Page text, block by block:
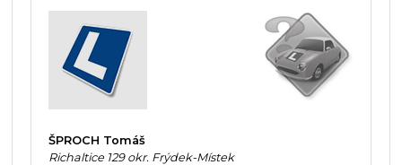
ŠPROCH Tomáš
Richaltice 129 okr. Frýdek-Místek